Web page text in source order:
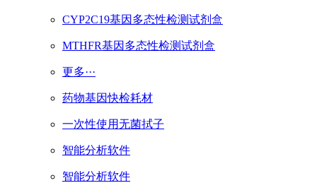
CYP2C19基因多态性检测试剂盒
MTHFR基因多态性检测试剂盒
更多···
药物基因快检耗材
一次性使用无菌拭子
智能分析软件
智能分析软件